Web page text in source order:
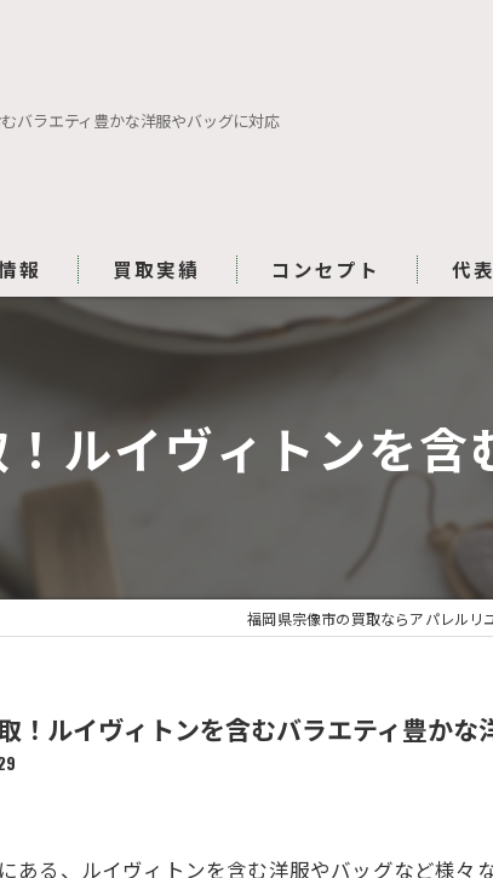
バラエティ豊かな洋服やバッグに対応
報 買取実績 コンセプト 代
ルイヴィトンを
福岡県宗像市の買取ならアパレルリ
！ルイヴィトンを含むバラエティ豊かな
ある、ルイヴィトンを含む洋服やバッグなど様